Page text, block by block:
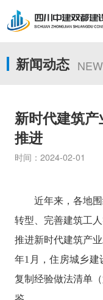
新闻动态
新时代建筑
推进
时间：2024-02-
近年来，各地
转型、完善建筑工
推进新时代建筑产
年1月，住房城乡
复制经验做法清单